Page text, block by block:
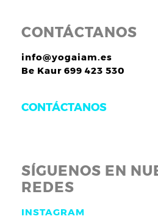
CONTÁCTANOS
info@yogaiam.es
Be Kaur 699 423 530
CONTÁCTANOS
SÍGUENOS EN
REDES
INSTAGRAM